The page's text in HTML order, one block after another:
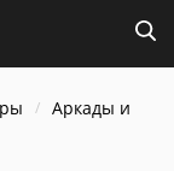
Аркады и